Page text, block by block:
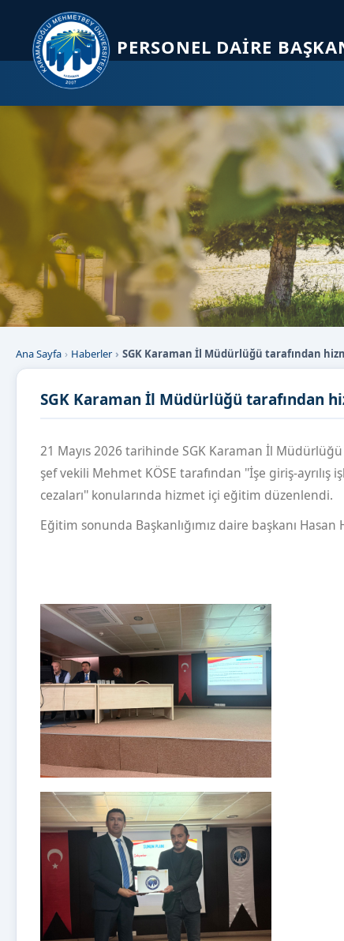
PERSONEL DAIRE
Ana Sayfa Haberler SGK Karaman İl Müdürlüğü tarafından
SGK Karaman İl Müdürlüğü tarafından
21 Mayıs 2026 tarihinde SGK Karaman İl
şef vekili Mehmet KÖSE tarafından ''İşe giriş-
cezaları'' konularında hizmet içi eğitim düzenlendi.
Eğitim sonunda Başkanlığımız daire başkanı